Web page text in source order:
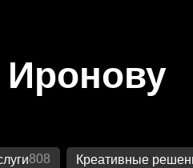
Иронову
808 Креативные